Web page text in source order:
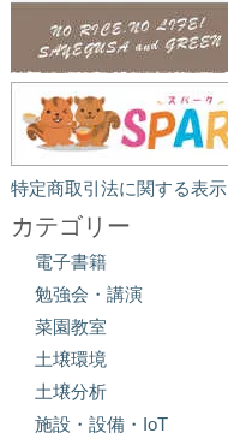
特定商取引法に関する表示
カテゴリー
電子書籍
勉強会・講演
菜園教室
土壌環境
土壌分析
施設・設備・IoT